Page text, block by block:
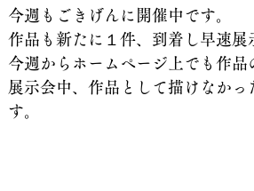
今週もごきげんに開催中です。
作品も新たに１件、到着し早速展
今週からホームページ上でも作品
展示会中、作品として描けなか
す。